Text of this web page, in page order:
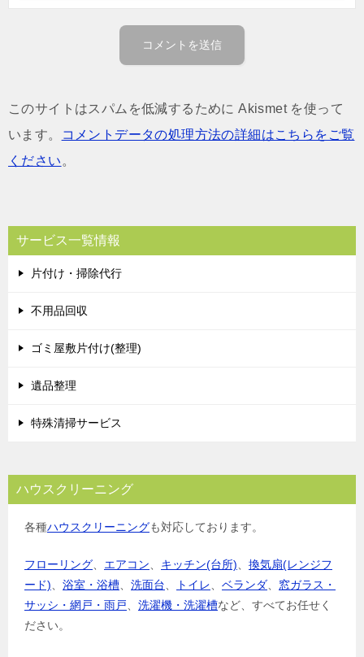
このサイトはスパムを低減するために Akismet を使って
います。
コメントデータの処理方法の詳細はこちらをご覧
ください 。
サービス一覧情報
片付け・掃除代行
不用品回収
ゴミ屋敷片付け(整理)
遺品整理
特殊清掃サービス
ハウスクリーニング
各種ハウスクリーニングも対応しております。
フローリング エアコン キッチン(台所)
換気扇(レンジフ
ード)
浴室・浴槽 洗面台 トイレ ベランダ
窓ガラス・
サッシ・網戸・雨戸
洗濯機・洗濯槽など、すべてお任せく
ださい。